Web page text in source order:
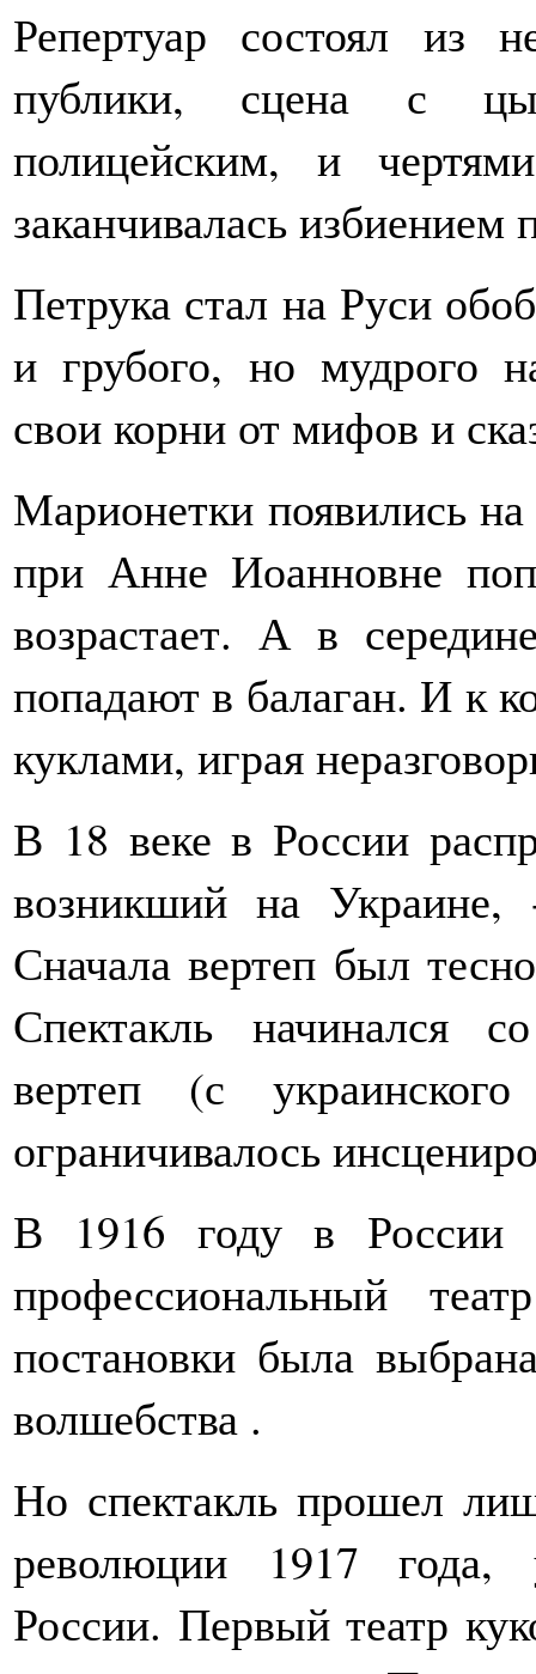
Репертуар состоял из
публики, сцена с
полицейским, и
заканчивалась избиением
Петрука стал на Руси
и грубого, но мудрого
свои корни от мифов и
Марионетки появились
при Анне Иоанновне
возрастает. А в
попадают в балаган. И к
куклами, играя
В 18 веке в России
возникший на Украине,
Сначала вертеп был
Спектакль начинался
вертеп (с
ограничивалось
В 1916 году в России
профессиональный
постановки была
волшебства .
Но спектакль прошел
революции 1917 года,
России. Первый театр